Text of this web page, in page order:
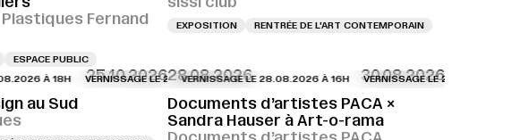
Fernand
ESPACE PUBLIC
EXPOSITION RENTRÉE DE L'ART CONTEMPORAIN
À 18H VERNISSAGE LE 27.08.2026 À 18H VERNISSAGE LE 27.08.2026 À 18H
LE 27.08.2026 À 18H VERNISSAGE LE 27.08.2026 À 18H VERNISSAGE LE 27.08.2026 À 18H
25.10.2026
À 18H VERNISSAGE LE 27.08.2026 À 18H VERNISSAGE LE 27.08.2026 À 18H VERNISSAGE LE
au Sud
28.08.2026 30.08.2026
VERNISSAGE LE 28.08.2026 À 16H VERNISSAGE LE 28.08.2026 À 16H
Documents d’artistes PACA ×
Sandra Hauser à Art-o-rama